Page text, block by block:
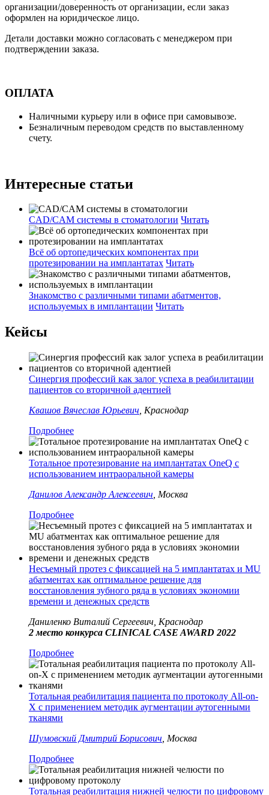
организации/доверенность от организации, если заказ
оформлен на юридическое лицо.
Детали доставки можно согласовать с менеджером при
подтверждении заказа.
ОПЛАТА
Наличными курьеру или в офисе при самовывозе.
Безналичным переводом средств по выставленному
счету.
Интересные статьи
CAD/CAM системы в стоматологии Читать
Всё об ортопедических компонентах при
протезировании на имплантатах Читать
Знакомство с различными типами абатментов,
используемых в имплантации Читать
Кейсы
Синергия профессий как залог успеха в реабилитации
пациентов со вторичной адентией
Квашов Вячеслав Юрьевич , Краснодар
Подробнее
Тотальное протезирование на имплантатах OneQ с
использованием интраоральной камеры
Данилов Александр Алексеевич , Москва
Подробнее
Несъемный протез с фиксацией на 5 имплантатах и MU
абатментах как оптимальное решение для
восстановления зубного ряда в условиях экономии
времени и денежных средств
Даниленко Виталий Сергеевич, Краснодар
2 место конкурса CLINICAL CASE AWARD 2022
Подробнее
Тотальная реабилитация пациента по протоколу All-on-
X с применением методик аугментации аутогенными
тканями
Шумовский Дмитрий Борисович , Москва
Подробнее
Тотальная реабилитация нижней челюсти по цифровому